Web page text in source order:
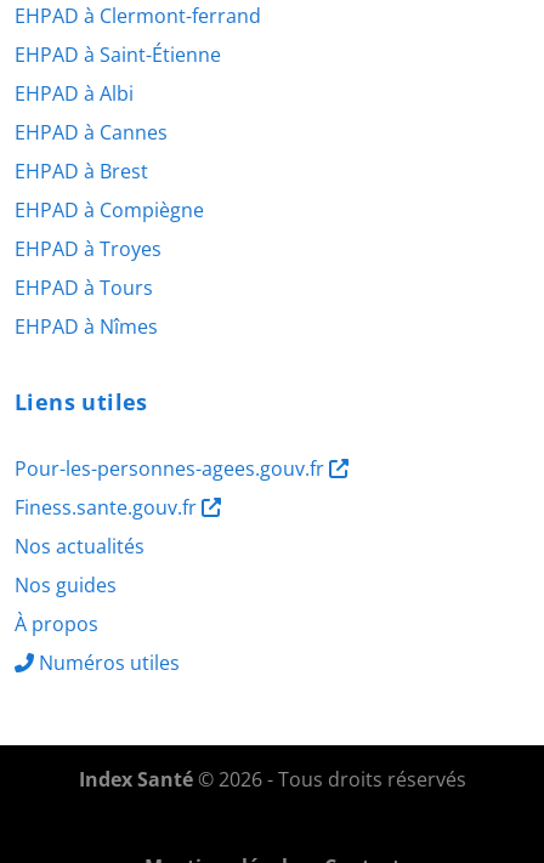
EHPAD à Clermont-ferrand
EHPAD à Saint-Étienne
EHPAD à Albi
EHPAD à Cannes
EHPAD à Brest
EHPAD à Compiègne
EHPAD à Troyes
EHPAD à Tours
EHPAD à Nîmes
Liens utiles
Pour-les-personnes-agees.gouv.fr
Finess.sante.gouv.fr
Nos actualités
Nos guides
À propos
Numéros utiles
Index Santé© 2026 - Tous droits réservés